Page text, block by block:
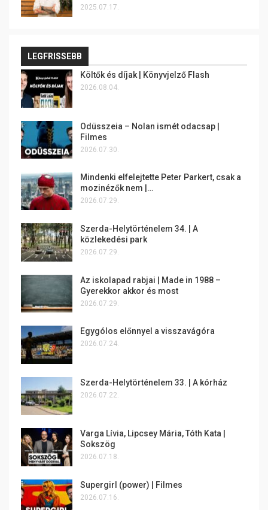
2025.07.17.
LEGFRISSEBB
Költők és díjak | Könyvjelző Flash
2026.08.04.
Odüsszeia – Nolan ismét odacsap |
Filmes
2026.07.30.
Mindenki elfelejtette Peter Parkert, csak a
mozinézők nem |…
2026.07.29.
Szerda-Helytörténelem 34. | A
közlekedési park
2026.07.29.
Az iskolapad rabjai | Made in 1988 –
Gyerekkor akkor és most
2026.07.29.
Egygólos előnnyel a visszavágóra
2026.07.24.
Szerda-Helytörténelem 33. | A kórház
2026.07.22.
Varga Lívia, Lipcsey Mária, Tóth Kata |
Sokszög
2026.07.18.
Supergirl (power) | Filmes
2026.07.16.